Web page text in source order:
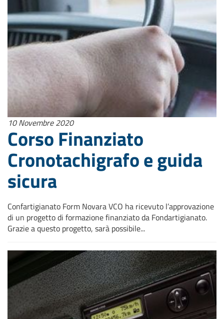
10 Novembre 2020
Corso Finanziato
Cronotachigrafo e guida
sicura
Confartigianato Form Novara VCO ha ricevuto l’approvazione
di un progetto di formazione finanziato da Fondartigianato.
Grazie a questo progetto, sarà possibile...